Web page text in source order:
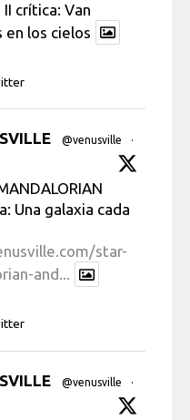
II crítica: Van
en los cielos
@venusville
·
Una galaxia cada
star-
and...
@venusville
·